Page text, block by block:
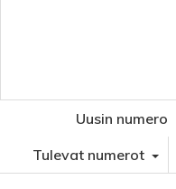
Uusin numero
Tulevat numerot